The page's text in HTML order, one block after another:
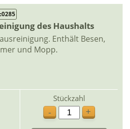
des Haushalts
Enthält Besen,
und Mopp.
Stückzahl
-
+